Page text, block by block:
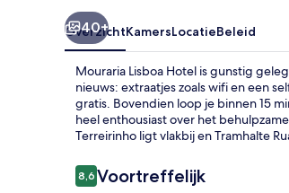
40+
OverzichtKamersLocatieBeleid
Mouraria Lisboa Hotel is gunstig
nieuws: extraatjes zoals wifi en een
gratis. Bovendien loop je binnen 15
heel enthousiast over het
Terreirinho ligt vlakbij en Tramhalte
Beoordelingen
8,68,6 op 10 –
Voortreffelijk